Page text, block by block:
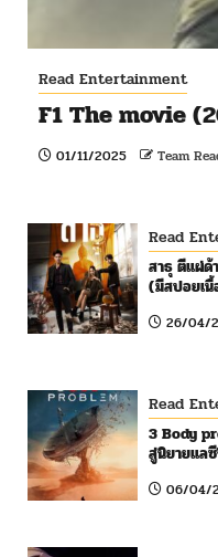
Read Entertainment
F1 The movie
01/11/2025 Team
Read
สาธุ ตีแผ่ด้
(มีสปอยเนื้
26/04/
Read
3 Body
สู่นิยายแล
06/04/